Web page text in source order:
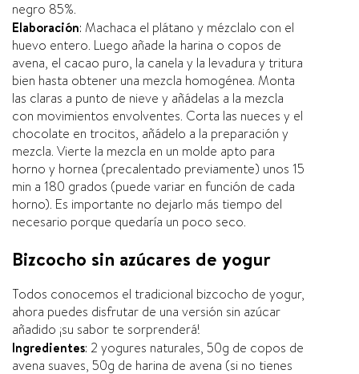
negro 85%.
Elaboración: Machaca el plátano y mézclalo con el
huevo entero. Luego añade la harina o copos de
avena, el cacao puro, la canela y la levadura y tritura
bien hasta obtener una mezcla homogénea. Monta
las claras a punto de nieve y añádelas a la mezcla
con movimientos envolventes. Corta las nueces y el
chocolate en trocitos, añádelo a la preparación y
mezcla. Vierte la mezcla en un molde apto para
horno y hornea (precalentado previamente) unos 15
min a 180 grados (puede variar en función de cada
horno). Es importante no dejarlo más tiempo del
necesario porque quedarí­a un poco seco.
Bizcocho sin azúcares de yogur
Todos conocemos el tradicional bizcocho de yogur,
ahora puedes disfrutar de una versión sin azúcar
añadido ¡su sabor te sorprenderá!
Ingredientes: 2 yogures naturales, 50g de copos de
avena suaves, 50g de harina de avena (si no tienes